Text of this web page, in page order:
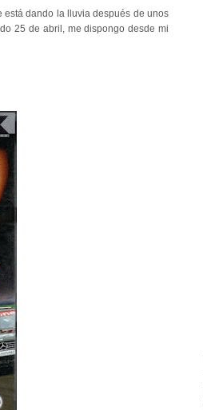
está dando la lluvia después de unos
25 de abril, me dispongo desde mi